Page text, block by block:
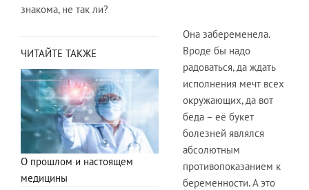
знакома, не так ли?
ЧИТАЙТЕ ТАКЖЕ
О прошлом и настоящем
медицины
Она забеременела.
Вроде бы надо
радоваться, да ждать
исполнения мечт всех
окружающих, да вот
беда – её букет
болезней являлся
абсолютным
противопоказанием к
беременности. А это